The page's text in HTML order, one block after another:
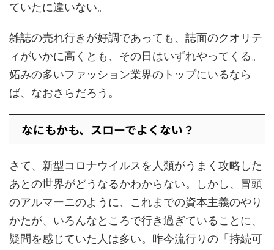
ていたに違いない。
雑誌の売れ行きが好調であっても、誌面のクオリテ
ィがいかに高くとも、その日はいずれやってくる。
妬みの多いファッション業界のトップにいるなら
ば、なおさらだろう。
なにもかも、スローでよくない？
さて、新型コロナウイルスを人類がうまく攻略した
あとの世界がどうなるかわからない。しかし、冒頭
のアルマーニのように、これまでの資本主義のやり
かたが、いろんなところで行き過ぎていることに、
疑問を感じていた人は多い。昨今流行りの「持続可